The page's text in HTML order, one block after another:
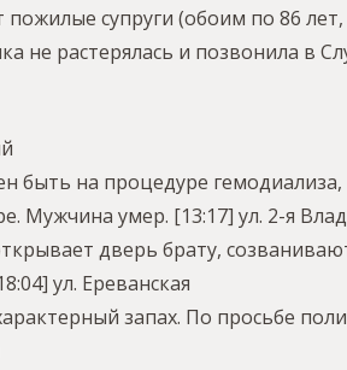
супруги (обоим по 86
не растерялась и позвонила в
быть на процедуре гемодиализа,
Мужчина умер. [13:17] ул. 2-я
дверь брату,
ул. Ереванская
запах. По просьбе